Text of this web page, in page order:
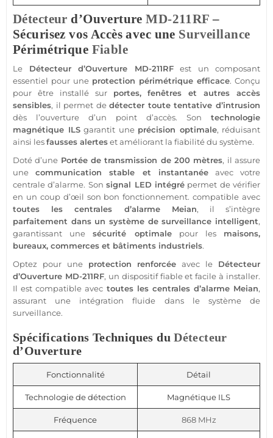
Détecteur d’OuvertureMD-211RF –
Sécurisez vos Accès avec une Surveillance
Périmétrique Fiable
Le Détecteurd’Ouverture MD-211RFest un composant
essentiel pour une protection périmétrique efficace. Conçu
pour être installé sur portes, fenêtres et autres accès
sensibles, il permet dedétecter toute tentative d’intrusion
dès l’ouverture d’un point d’accès. Son technologie
magnétique ILSgarantit une précision optimale, réduisant
ainsi lesfausses alerteset améliorant la fiabilité du système.
Doté d’une Portéedetransmission de 200 mètres, il assure
unecommunication stable et instantanéeavec votre
centrale d’alarme. Sonsignal LED intégrépermet de vérifier
en un coup d’œil son bon fonctionnement.compatible avec
toutes les centrales d’alarme Meian, il s’intègre
parfaitement dans un système desurveillance intelligent,
garantissant unesécurité optimalepour les maisons,
bureaux, commerces et bâtiments industriels.
Optez pour une protection renforcée avec le Détecteur
d’Ouverture MD-211RF, un dispositiffiableet facile à installer.
Il estcompatible avec toutes les centrales d’alarme Meian,
assurant une intégration fluide dans le systèmede
surveillance.
Spécifications Techniques duDétecteur
d’Ouverture
Fonctionnalité Détail
Technologie de détection Magnétique ILS
Fréquence 868 MHz